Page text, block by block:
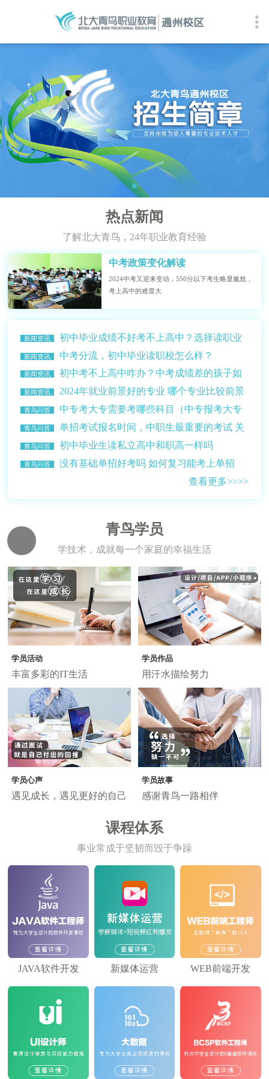
热点新闻
了解北大青鸟，24年职业教育经验
中考政策变化解读
2024中考又迎来变动，550分以下考生略显尴尬，
考上高中的难度大
新闻资讯
初中毕业成绩不好考不上高中？选择读职业
学校？
新闻资讯 中考分流，初中毕业读职校怎么样？
新闻资讯
初中考不上高中咋办？中考成绩差的孩子如
何选择学校？
新闻资讯
2024年就业前景好的专业 哪个专业比较前景
比较好赚钱多？
青鸟问答
中专考大专需要考哪些科目（中专报考大专
的条件介绍）
青鸟问答
单招考试报名时间，中职生最重要的考试 关
乎升学读大学
青鸟问答 初中毕业生读私立高中和职高一样吗
青鸟问答
没有基础单招好考吗 如何复习能考上单招
查看更多>>>>
青鸟学员
学技术，成就每一个家庭的幸福生活
学员活动
丰富多彩的IT生活
学员作品
用汗水描绘努力
学员心声
遇见成长，遇见更好的自己
学员故事
感谢青鸟一路相伴
课程体系
事业常成于坚韧而毁于争躁
JAVA软件开发 新媒体运营 WEB前端开发